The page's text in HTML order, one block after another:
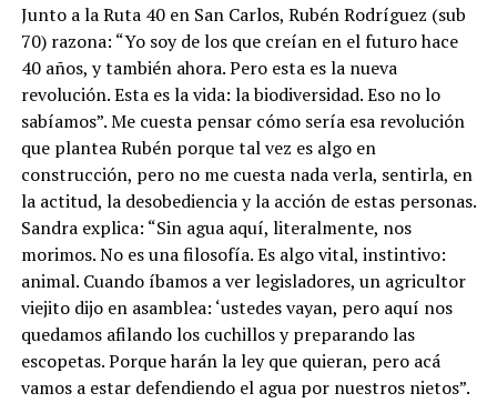
Junto a la Ruta 40 en San Carlos, Rubén Rodríguez (sub
70) razona: “Yo soy de los que creían en el futuro hace
40 años, y también ahora. Pero esta es la nueva
revolución. Esta es la vida: la biodiversidad. Eso no lo
sabíamos”. Me cuesta pensar cómo sería esa revolución
que plantea Rubén porque tal vez es algo en
construcción, pero no me cuesta nada verla, sentirla, en
la actitud, la desobediencia y la acción de estas personas.
Sandra explica: “Sin agua aquí, literalmente, nos
morimos. No es una filosofía. Es algo vital, instintivo:
animal. Cuando íbamos a ver legisladores, un agricultor
viejito dijo en asamblea: ‘ustedes vayan, pero aquí nos
quedamos afilando los cuchillos y preparando las
escopetas. Porque harán la ley que quieran, pero acá
vamos a estar defendiendo el agua por nuestros nietos”.